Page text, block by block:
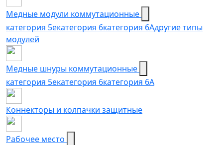
Медные модули коммутационные
категория 5екатегория 6категория 6Aдругие типы
модулей
Медные шнуры коммутационные
категория 5eкатегория 6категория 6A
Коннекторы и колпачки защитные
Рабочее место